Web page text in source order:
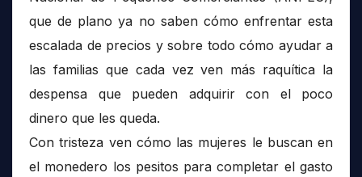
que de plano ya no saben cómo enfrentar esta
escalada de precios y sobre todo cómo ayudar a
las familias que cada vez ven más raquítica la
despensa que pueden adquirir con el poco
dinero que les queda.
Con tristeza ven cómo las mujeres le buscan en
el monedero los pesitos para completar el gasto